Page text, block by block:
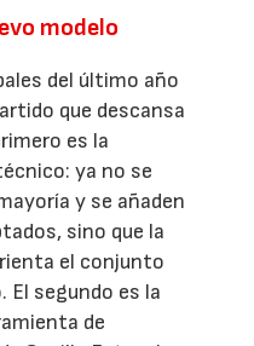
modelo
del último año
que descansa
es la
ya no se
y se añaden
sino que la
el conjunto
El segundo es la
de